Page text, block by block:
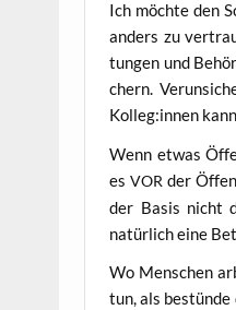
Ich möch­te den
anders zu
tun­gen und
chern.
Kolleg:innen
Wenn etwas
esVOR der
der Basis nicht
natür­lich eine
Wo Men­schen
tun, als